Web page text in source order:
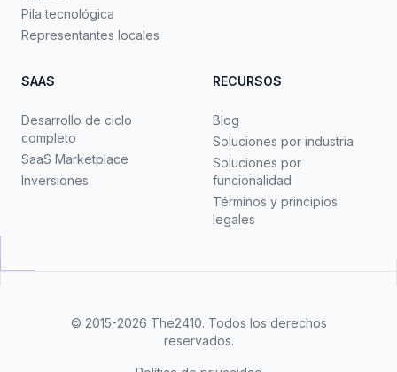
Pila tecnológica
Representantes locales
SAAS
Desarrollo de ciclo
completo
SaaS Marketplace
Inversiones
RECURSOS
Blog
Soluciones por industria
Soluciones por
funcionalidad
Términos y principios
legales
© 2015-2026 The2410. Todos los derechos
reservados.